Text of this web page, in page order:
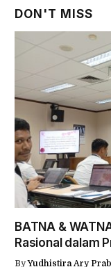
DON'T MISS
BATNA &
Rasional dalam
By Yudhistira Ary